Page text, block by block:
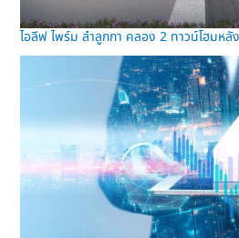
ไอลีฟ ไพร์ม ลำลูกกา คลอง 2 ทาวน์โฮมหลั